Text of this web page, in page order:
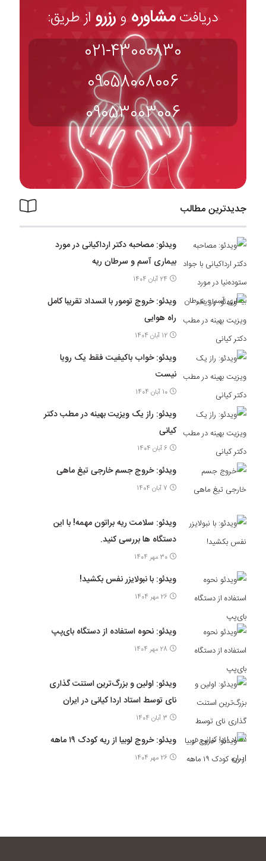
دریافتمشاوره و رزرو از طریق:
021-43000830
09058008006
09053003006
جدیدترین مطالب
ویدئو: مصاحبه دکتر ارداکیانی در مورد
بیماری آسم و سرطان ریه
24 آبان 1404
ویدئو: خروج تومور با انسداد تقریبا کامل
راه هوایی
12 آبان 1404
ویدئو: خواب باکیفیت فقط یک رویا
نیست
10 آبان 1404
ویدئو: راز یک ویزیت بهینه در مطب دکتر
کیانی
6 آبان 1404
ویدئو: خروج جسم خارجی تیغ ماهی
7 آبان 1404
ویدئو: سلامت ریه براتون مهمه! با این
دستگاه ها بررسی کنید.
30 مهر 1404
ویدئو: با نبولایزر نفس بکشید!
26 مهر 1404
ویدئو: نحوه استفاده از دستگاه بای‌پپ
28 مهر 1404
ویدئو: اولین و بزرگ‌ترین استنت گذاری
نای توسط استاد اردا کیانی در ایران
3 آبان 1404
ویدئو: خروج لوبیا از ریه کودک ۱۹ ماهه
26 مهر 1404